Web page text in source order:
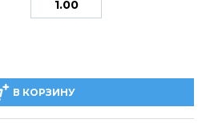
В КОРЗИНУ